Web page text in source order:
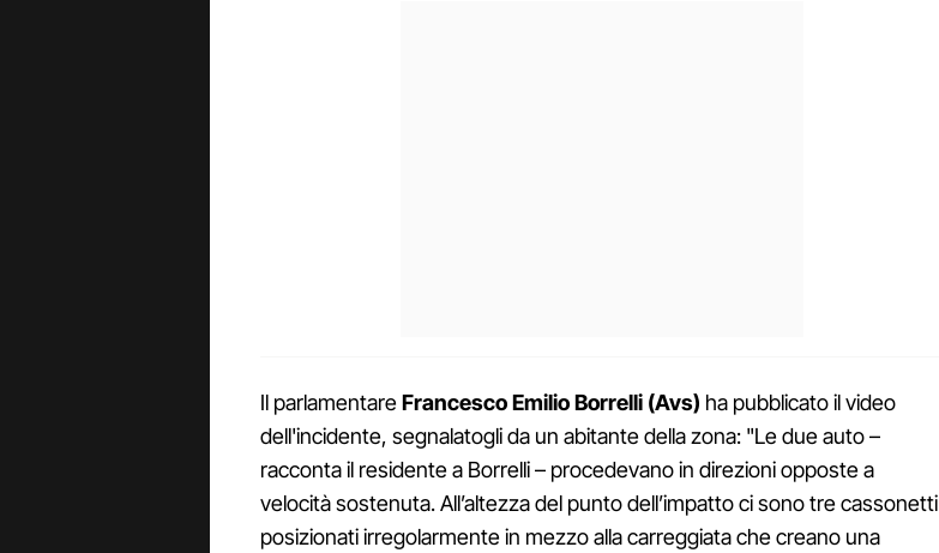
Il parlamentareFrancesco Emilio Borrelli (Avs) ha pubblicato il video
dell'incidente, segnalatogli da un abitante della zona: "Le due auto –
racconta il residente a Borrelli – procedevano in direzioni opposte a
velocità sostenuta. All’altezza del punto dell’impatto ci sono tre cassonetti
posizionati irregolarmente in mezzo alla carreggiata che creano una